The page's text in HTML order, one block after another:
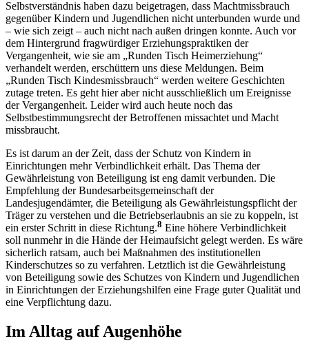
Selbstverständnis haben dazu beigetragen, dass Machtmissbrauch
gegenüber Kindern und Jugendlichen nicht unterbunden wurde und
– wie sich zeigt – auch nicht nach außen dringen konnte. Auch vor
dem Hintergrund fragwürdiger Erziehungspraktiken der
Vergangenheit, wie sie am „Runden Tisch Heimerziehung“
verhandelt werden, erschüttern uns diese Meldungen. Beim
„Runden Tisch Kindesmissbrauch“ werden weitere Geschichten
zutage treten. Es geht hier aber nicht ausschließlich um Ereignisse
der Vergangenheit. Leider wird auch heute noch das
Selbstbestimmungsrecht der Betroffenen missachtet und Macht
missbraucht.
Es ist darum an der Zeit, dass der Schutz von Kindern in
Einrichtungen mehr Verbindlichkeit erhält. Das Thema der
Gewährleistung von Beteiligung ist eng damit verbunden. Die
Empfehlung der Bundesarbeitsgemeinschaft der
Landesjugendämter, die Beteiligung als Gewährleistungspflicht der
Träger zu verstehen und die Betriebserlaubnis an sie zu koppeln, ist
ein erster Schritt in diese Richtung.8 Eine höhere Verbindlichkeit
soll nunmehr in die Hände der Heimaufsicht gelegt werden. Es wäre
sicherlich ratsam, auch bei Maßnahmen des institutionellen
Kinderschutzes so zu verfahren. Letztlich ist die Gewährleistung
von Beteiligung sowie des Schutzes von Kindern und Jugendlichen
in Einrichtungen der Erziehungshilfen eine Frage guter Qualität und
eine Verpflichtung dazu.
Im Alltag auf Augenhöhe